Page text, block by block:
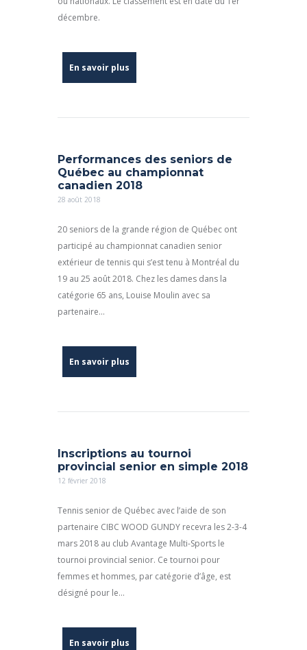
décembre.
En savoir plus
Performances des seniors de
Québec au championnat
canadien 2018
28 août 2018
20 seniors de la grande région de Québec ont
participé au championnat canadien senior
extérieur de tennis qui s’est tenu à Montréal du
19 au 25 août 2018. Chez les dames dans la
catégorie 65 ans, Louise Moulin avec sa
partenaire...
En savoir plus
Inscriptions au tournoi
provincial senior en simple 2018
12 février 2018
Tennis senior de Québec avec l’aide de son
partenaire CIBC WOOD GUNDY recevra les 2-3-4
mars 2018 au club Avantage Multi-Sports le
tournoi provincial senior. Ce tournoi pour
femmes et hommes, par catégorie d’âge, est
désigné pour le...
En savoir plus